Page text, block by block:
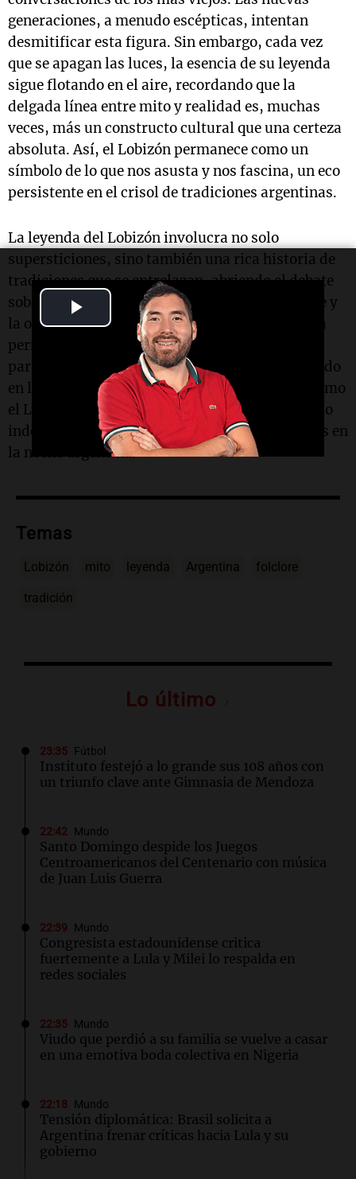
Video
generaciones, a menudo escépticas, intentan
desmitificar esta figura. Sin embargo, cada vez
que se apagan las luces, la esencia de su leyenda
sigue flotando en el aire, recordando que la
delgada línea entre mito y realidad es, muchas
veces, más un constructo cultural que una certeza
absoluta. Así, el Lobizón permanece como un
símbolo de lo que nos asusta y nos fascina, un eco
persistente en el crisol de tradiciones argentinas.
La leyenda del Lobizón involucra no solo
supersticiones, sino también una rica historia de
tradiciones que se entrelazan, abriendo el debate
sobre su existencia. En un país donde el folclore y
la oralidad son tesoros invaluables, la pregunta
permanece: ¿es solo un mito, una mera historia
para asustar a los niños, o hay algo más profundo
en la existencia de esta figura? La respuesta, como
el Lobizón en sí, puede seguir siendo un misterio
indescifrable, manteniendo vivas a las leyendas en
la noche argentina.
Temas
Lobizón mito leyenda Argentina folclore
tradición
Lo último
23:35 Fútbol
Instituto festejó a lo grande sus 108 años con
un triunfo clave ante Gimnasia de Mendoza
22:42 Mundo
Santo Domingo despide los Juegos
Centroamericanos del Centenario con música
de Juan Luis Guerra
22:39 Mundo
Congresista estadounidense critica
fuertemente a Lula y Milei lo respalda en
redes sociales
22:35 Mundo
Viudo que perdió a su familia se vuelve a casar
en una emotiva boda colectiva en Nigeria
22:18 Mundo
Tensión diplomática: Brasil solicita a
Argentina frenar críticas hacia Lula y su
gobierno